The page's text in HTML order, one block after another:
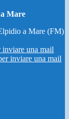
Mare
a Mare (FM)
una mail
inviare una mail